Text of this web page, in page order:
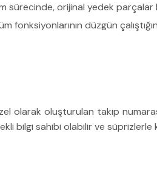
sürecinde, orijinal yedek parçalar
fonksiyonlarının düzgün
olarak oluşturulan takip
bilgi sahibi olabilir ve süprizlerle